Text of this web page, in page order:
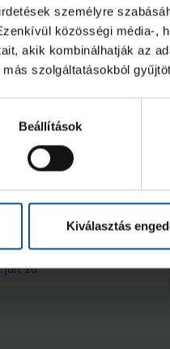
személyre
közösségi média-,
akik kombinálhatják az
szolgáltatásokból
Beállítások
Kiválasztás
jún. 20.